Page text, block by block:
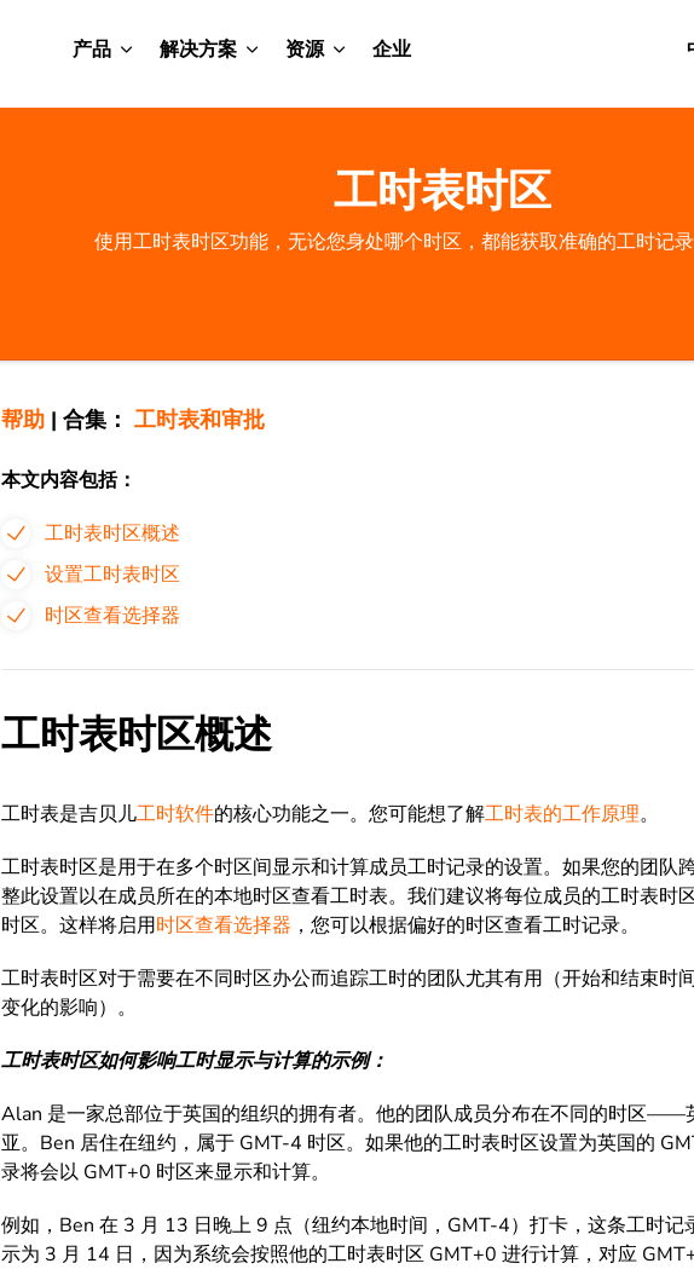
产品 解决方案 资源 企业
工时表时区
使用工时表时区功能，无论您身处哪个时区，都能获取准确的工时记
帮助 | 合集： 工时表和审批
本文内容包括：
工时表时区概述
设置工时表时区
时区查看选择器
工时表时区概述
工时表是吉贝儿工时软件的核心功能之一。您可能想了解工时表的工作原理。
工时表时区是用于在多个时区间显示和计算成员工时记录的设置。如果您的团队
整此设置以在成员所在的本地时区查看工时表。我们建议将每位成员的工时表时
时区。这样将启用时区查看选择器 ，您可以根据偏好的时区查看工时记录。
工时表时区对于需要在不同时区办公而追踪工时的团队尤其有用（开始和结束时
变化的影响）。
工时表时区如何影响工时显示与计算的示例：
Alan 是一家总部位于英国的组织的拥有者。他的团队成员分布在不同的时区——
亚。Ben 居住在纽约，属于 GMT-4 时区。如果他的工时表时区设置为英国的
录将会以 GMT+0 时区来显示和计算。
例如，Ben 在 3 月 13 日晚上 9 点（纽约本地时间，GMT-4）打卡，这条工时记
示为 3 月 14 日，因为系统会按照他的工时表时区 GMT+0 进行计算，对应